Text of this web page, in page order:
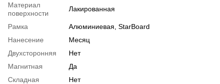
Материал
поверхности
Лакированная
Рамка
Алюминиевая, StarBoard
Нанесение
Месяц
Двухсторонняя
Нет
Магнитная
Да
Складная
Нет